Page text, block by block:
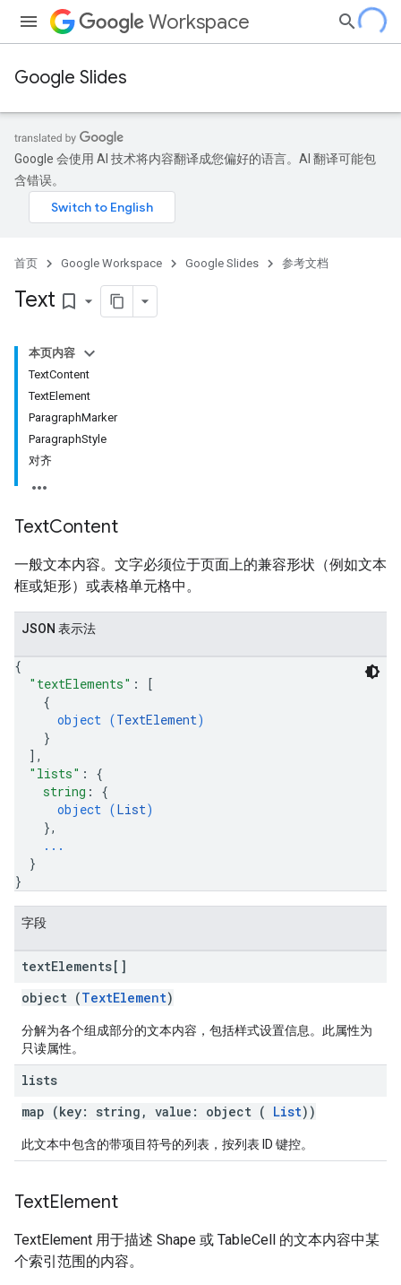
Workspace
Google Slides
Google 会使用 AI 技术将内容翻译成您偏好的语言。AI 翻译可能包
含错误。
首页 Google Workspace Google Slides 参考文档
Text bookmark_border
本页内容
TextContent
TextElement
ParagraphMarker
ParagraphStyle
对齐
TextContent
一般文本内容。文字必须位于页面上的兼容形状（例如文本
框或矩形）或表格单元格中。
JSON 表示法
{
"textElements" :
[
{
object (TextElement)
}
] ,
"lists" : {
string : {
object (List)
},
...
}
}
字段
textElements[]
object (TextElement)
分解为各个组成部分的文本内容，包括样式设置信息。此属性为
只读属性。
lists
map (key: string, value: object ( List))
此文本中包含的带项目符号的列表，按列表 ID 键控。
TextElement
TextElement 用于描述 Shape 或 TableCell 的文本内容中某
个索引范围的内容。